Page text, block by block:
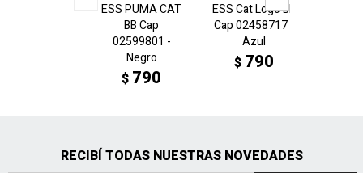
ESS PUMA CAT
BB Cap
02599801 -
Negro
$ 790
ESS Cat Logo BB
Cap 02458717 -
Azul
$ 790
RECIBÍ TODAS NUESTRAS NOVEDADES